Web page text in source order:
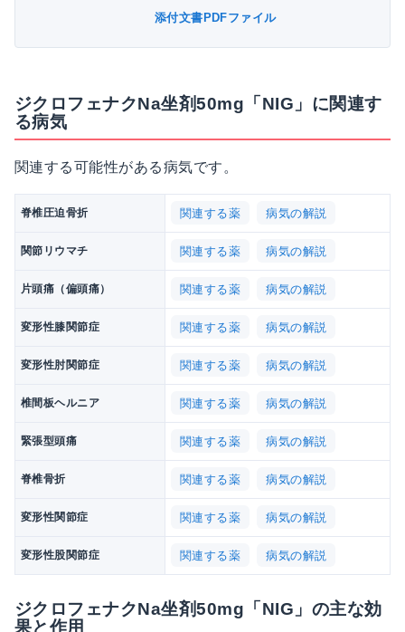
添付文書PDFファイル
ジクロフェナクNa坐剤50mg「NIG」に関連す
る病気
関連する可能性がある病気です。
脊椎圧迫骨折 関連する薬 病気の解説
関節リウマチ 関連する薬 病気の解説
片頭痛（偏頭痛） 関連する薬 病気の解説
変形性膝関節症 関連する薬 病気の解説
変形性肘関節症 関連する薬 病気の解説
椎間板ヘルニア 関連する薬 病気の解説
緊張型頭痛 関連する薬 病気の解説
脊椎骨折 関連する薬 病気の解説
変形性関節症 関連する薬 病気の解説
変形性股関節症 関連する薬 病気の解説
ジクロフェナクNa坐剤50mg「NIG」の主な効
果と作用